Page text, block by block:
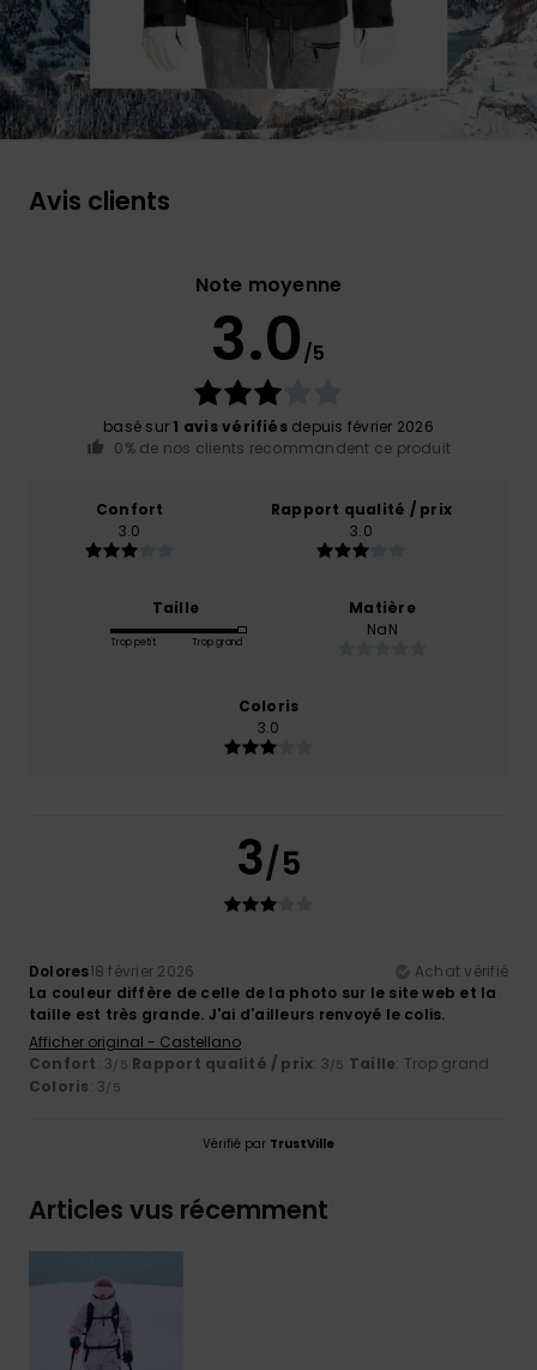
Avis clients
Note moyenne
3.0/5
basé sur 1 avis vérifiésdepuis février 2026
0% de nos clients recommandent ce produit
Confort
3.0
Rapport qualité / prix
3.0
Taille
Trop petit Trop grand
Matière
NaN
Coloris
3.0
3/5
Dolores18 février 2026
Achat vérifié
La couleur diffère de celle de la photo sur le site web et la
taille est très grande. J'ai d'ailleurs renvoyé le colis.
Afficher original - Castellano
Confort: 3/5 Rapport qualité / prix: 3/5 Taille: Trop grand
Coloris: 3/5
Vérifié par TrustVille
Articles vus récemment